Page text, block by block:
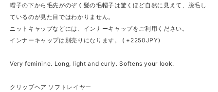
帽子の下から毛先がのぞく髪の毛帽子は驚くほど自然に見えて、脱毛し
ているのが見た目ではわかりません。
ニットキャップなどには、インナーキャップをご利用ください。
インナーキャップは別売りになります。 ( +2250JPY)
Very feminine. Long, light and curly. Softens your look.
クリップヘア ソフトレイヤー